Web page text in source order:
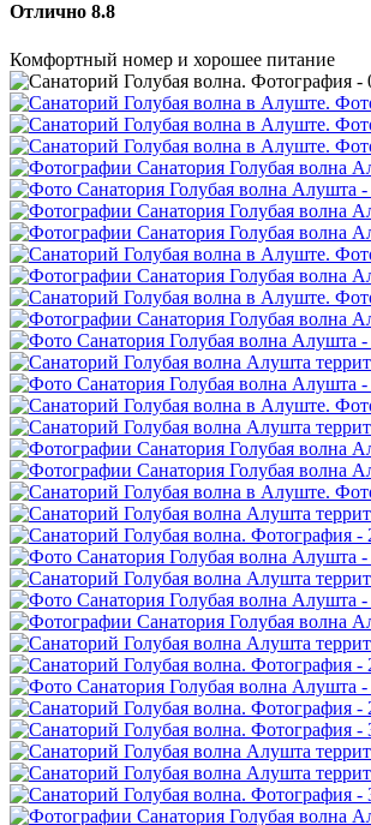
Отлично 8.8
Комфортный номер и хорошее питание